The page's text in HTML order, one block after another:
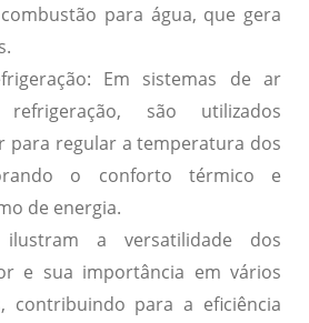
para água, que gera
Em sistemas de ar
são utilizados
para regular a temperatura dos
o conforto térmico e
de energia.
ilustram a versatilidade dos
e sua importância em vários
contribuindo para a eficiência